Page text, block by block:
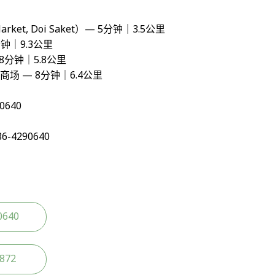
Doi Saket）— 5分钟｜3.5公里
｜9.3公里
钟｜5.8公里
场 — 8分钟｜6.4公里
4290640